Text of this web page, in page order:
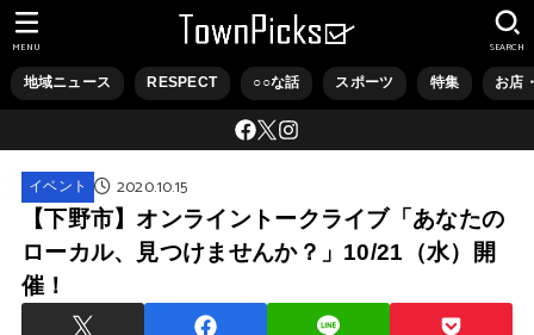
地域ニュース RESPECT ○○な話 スポーツ 特集 お店
SEARCH
MENU
イベント 2020.10.15
【下野市】オンライントークライブ「あなたの
ローカル、見つけませんか？」10/21（水）開
催！